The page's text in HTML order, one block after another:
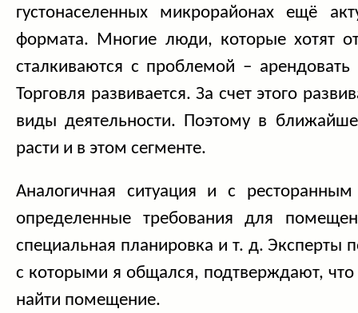
густонаселенных микрорайонах ещё
формата. Многие люди, которые хотят
сталкиваются с проблемой –
Торговля развивается. За счет этого
виды деятельности. Поэтому в
расти и в этом сегменте.
Аналогичная ситуация и с
определенные требования для
специальная планировка и т. д. Эксперты
с которыми я общался, подтверждают,
найти помещение.